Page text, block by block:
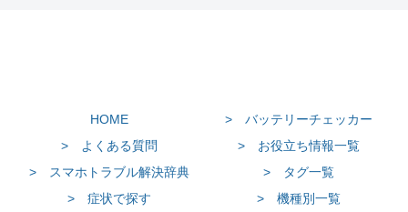
HOME
> バッテリーチェッカー
> よくある質問
> お役立ち情報一覧
> スマホトラブル解決辞典
> タグ一覧
> 症状で探す
> 機種別一覧